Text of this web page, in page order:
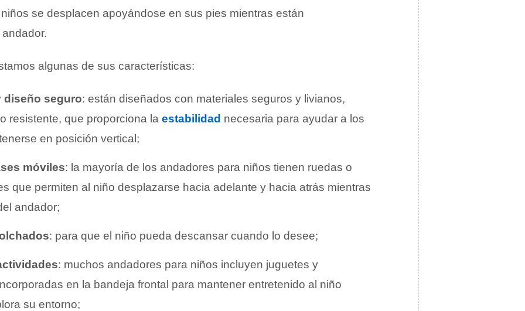
se desplacen apoyándose en sus pies mientras están
algunas de sus características:
diseño seguro: están diseñados con materiales seguros y livianos,
resistente, que proporciona la estabilidad necesaria para ayudar a los
en posición vertical;
móviles: la mayoría de los andadores para niños tienen ruedas o
que permiten al niño desplazarse hacia adelante y hacia atrás mientras
andador;
: para que el niño pueda descansar cuando lo desee;
: muchos andadores para niños incluyen juguetes y
en la bandeja frontal para mantener entretenido al niño
su entorno;